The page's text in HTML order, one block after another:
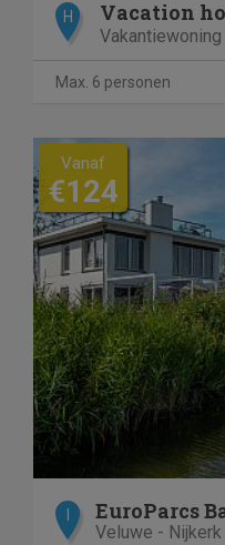
H
Vakantiewoning
Max. 6 personen
Vanaf
€124
EuroParcs
Veluwe - Nijkerk